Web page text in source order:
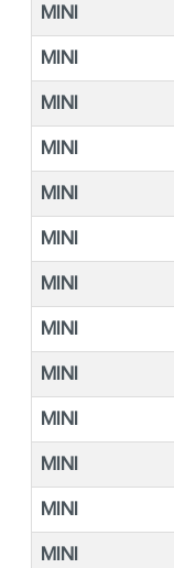
MINI
MINI
MINI
MINI
MINI
MINI
MINI
MINI
MINI
MINI
MINI
MINI
MINI